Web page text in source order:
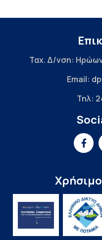
Ταχ. Δ/νση: Ηρώων
Email:
Τηλ: